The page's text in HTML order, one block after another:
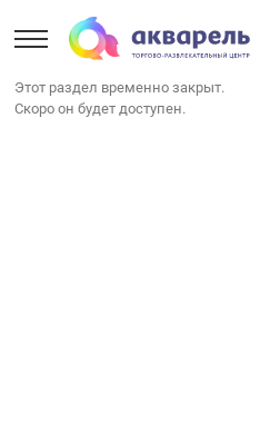
Этот раздел временно закрыт.
Скоро он будет доступен.